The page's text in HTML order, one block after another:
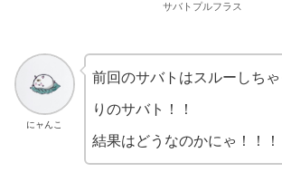
サバトプルフラス
にャんこ
前回のサバトはスルーしち
りのサバト！！
結果はどうなのかにゃ！！！